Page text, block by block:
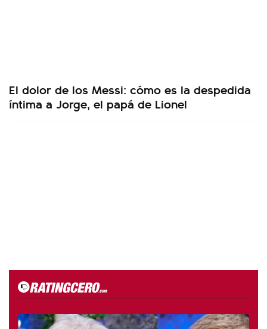
El dolor de los Messi: cómo es la despedida
íntima a Jorge, el papá de Lionel